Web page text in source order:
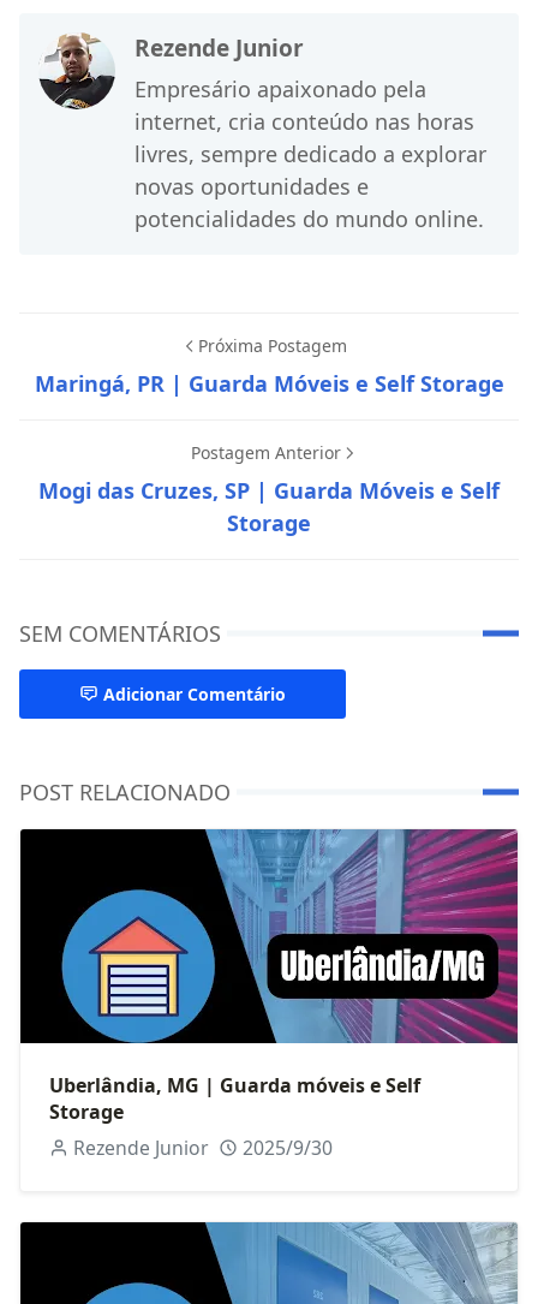
Rezende Junior
Empresário apaixonado pela
internet, cria conteúdo nas horas
livres, sempre dedicado a explorar
novas oportunidades e
potencialidades do mundo online.
Próxima Postagem
Maringá, PR | Guarda Móveis e Self Storage
Postagem Anterior
Mogi das Cruzes, SP | Guarda Móveis e Self
Storage
SEM COMENTÁRIOS
Adicionar Comentário
POST RELACIONADO
Uberlândia, MG | Guarda móveis e Self
Storage
Rezende Junior
2025/9/30